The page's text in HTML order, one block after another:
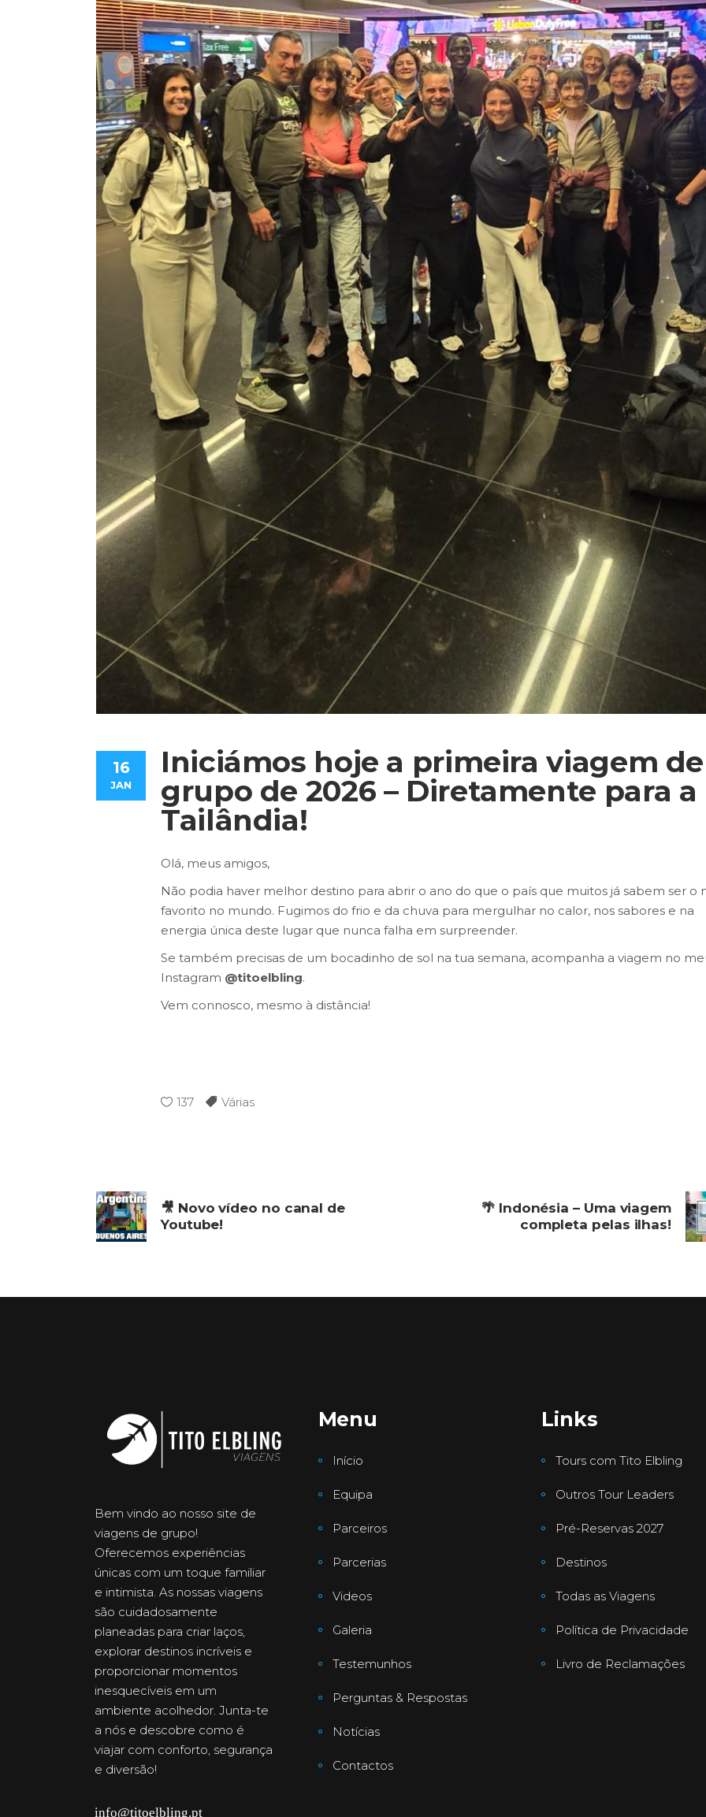
16
JAN
Iniciámos hoje a primeira viagem de
grupo de 2026 – Diretamente para a
Tailândia!
Olá, meus amigos,
Não podia haver melhor destino para abrir o ano do que o país que muitos já sabem ser o
favorito no mundo. Fugimos do frio e da chuva para mergulhar no calor, nos sabores e na
energia única deste lugar que nunca falha em surpreender.
Se também precisas de um bocadinho de sol na tua semana, acompanha a viagem no
Instagram @titoelbling.
Vem connosco, mesmo à distância!
137 Várias
🎥 Novo vídeo no canal de
Youtube!
🌴 Indonésia – Uma viagem
completa pelas ilhas!
Bem vindo ao nosso site de
viagens de grupo!
Oferecemos experiências
únicas com um toque familiar
e intimista. As nossas viagens
são cuidadosamente
planeadas para criar laços,
explorar destinos incríveis e
proporcionar momentos
inesquecíveis em um
ambiente acolhedor. Junta-te
a nós e descobre como é
viajar com conforto, segurança
e diversão!
info@titoelbling.pt
Menu
Início
Equipa
Parceiros
Parcerias
Videos
Galeria
Testemunhos
Perguntas & Respostas
Notícias
Contactos
Links
Tours com Tito Elbling
Outros Tour Leaders
Pré-Reservas 2027
Destinos
Todas as Viagens
Política de Privacidade
Livro de Reclamações